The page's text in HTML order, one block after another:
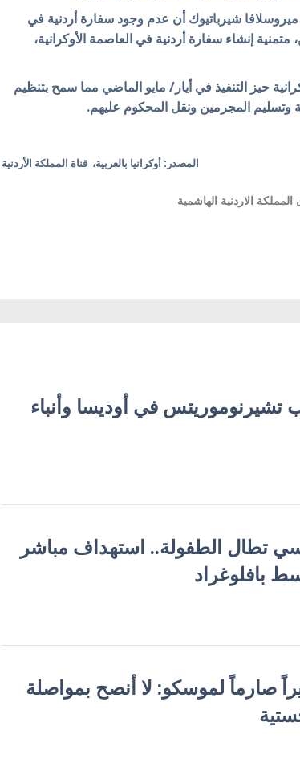
شيرباتيوك أن عدم وجود سفارة أردنية في
متمنية إنشاء سفارة أردنية في العاصمة الأوكرانية،
حيز التنفيذ في أيار/ مايو الماضي مما سمح بتنظيم
وتسليم المجرمين ونقل المحكوم عليهم.
المصدر: أوكرانيا بالعربية، قناة المملكة الأردنية
الاردنية الهاشمية
في أوديسا وأنباء
تطال الطفولة.. استهداف مباشر
بافلوغراد
صارماً لموسكو: لا أنصح بمواصلة